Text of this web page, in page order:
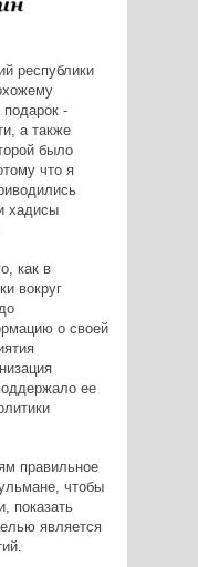
республики
-
а также
было
что я
хадисы
как в
вокруг
о своей
ее
правильное
чтобы
показать
является